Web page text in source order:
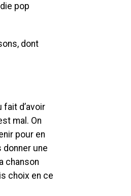
pop
dont
fait d’avoir
mal. On
pour en
donner une
chanson
choix en ce